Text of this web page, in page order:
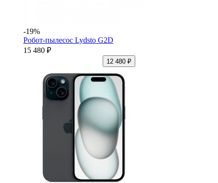
-19%
Робот-пылесос Lydsto G2D
15 480 ₽
12 480 ₽